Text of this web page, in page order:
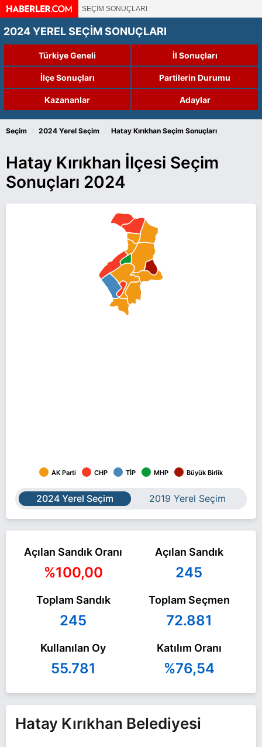
SEÇİM SONUÇLARI
2024 YEREL SEÇİM SONUÇLARI
Türkiye Geneli İl Sonuçları
İlçe Sonuçları Partilerin Durumu
Kazananlar Adaylar
Seçim 2024 Yerel Seçim Hatay Kırıkhan Seçim Sonuçları
Hatay Kırıkhan İlçesi Seçim
Sonuçları 2024
AK Parti CHP TİP MHP Büyük Birlik
2024 Yerel Seçim 2019 Yerel Seçim
Açılan Sandık Oranı
%100,00
Açılan Sandık
245
Toplam Sandık
245
Toplam Seçmen
72.881
Kullanılan Oy
55.781
Katılım Oranı
%76,54
Hatay Kırıkhan Belediyesi